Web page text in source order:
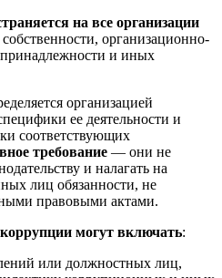
на все организации
организационно-
и иных
организацией
ее деятельности и
соответствующих
требование — они не
и налагать на
лиц обязанности, не
правовыми актами.
могут включать:
или должностных лиц,